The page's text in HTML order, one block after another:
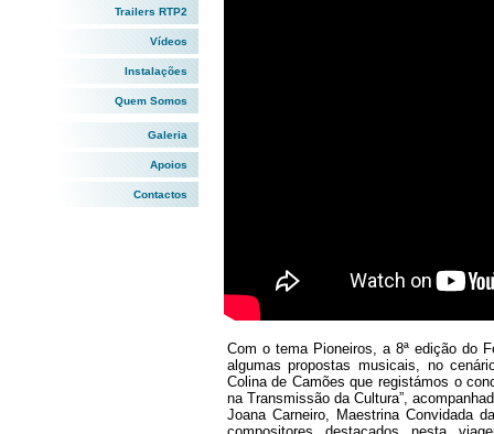
Trailers RTP2
Vídeos
Instalações
Quem Somos
Galeria
Apoios
Contactos
Com o tema Pioneiros, a 8ª edição do
algumas propostas musicais, no
Colina de Camões que registámos o
na Transmissão da Cultura”,
Joana Carneiro, Maestrina Convidada